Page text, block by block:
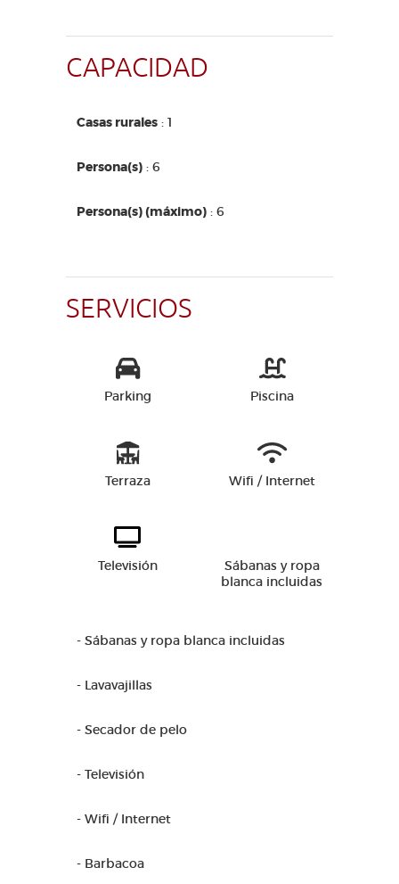
CAPACIDAD
Casas rurales : 1
Persona(s) : 6
Persona(s) (máximo) : 6
SERVICIOS
Parking Piscina
Terraza Wifi / Internet
Televisión
Sábanas y ropa
blanca incluidas
- Sábanas y ropa blanca incluidas
- Lavavajillas
- Secador de pelo
- Televisión
- Wifi / Internet
- Barbacoa